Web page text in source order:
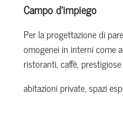
Campo d’impiego
Per la progettazione di
omogenei in interni come
ristoranti, caffè,
abitazioni private, spazi